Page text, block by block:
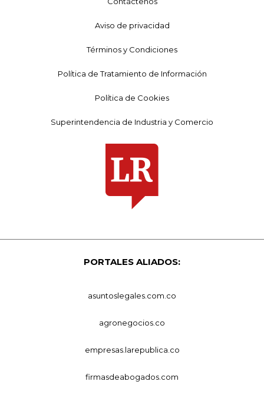
Aviso de privacidad
Términos y Condiciones
Política de Tratamiento de Información
Política de Cookies
Superintendencia de Industria y Comercio
PORTALES ALIADOS:
asuntoslegales.com.co
agronegocios.co
empresas.larepublica.co
firmasdeabogados.com